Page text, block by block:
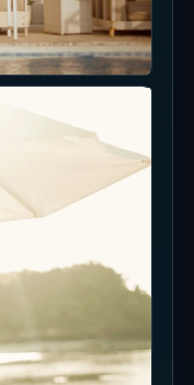
mudah untuk